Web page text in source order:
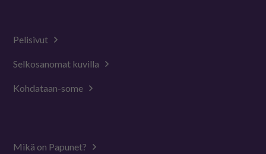
Pelisivut
Selkosanomat kuvilla
Kohdataan-some
Mikä on Papunet?